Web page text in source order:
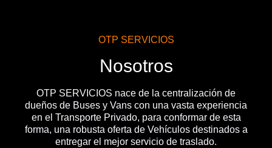
OTP SERVICIOS
Nosotros
OTP SERVICIOS nace de la centralización de
dueños de Buses y Vans con una vasta experiencia
en el Transporte Privado, para conformar de esta
forma, una robusta oferta de Vehículos destinados a
entregar el mejor servicio de traslado.